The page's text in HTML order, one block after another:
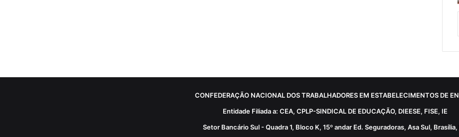
CONFEDERAÇÃO NACIONAL DOS TRABALHADORES EM ESTABELECIMENTOS DE
Entidade Filiada a: CEA, CPLP-SINDICAL DE EDUCAÇÃO, DIEESE, FISE, IE
Setor Bancário Sul - Quadra 1, Bloco K, 15º andar Ed. Seguradoras, Asa Sul, Brasília,